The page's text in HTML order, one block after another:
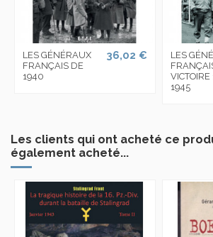
LES GÉNÉRAUX
FRANÇAIS DE
1940
36,02 €
LES
1945
Les clients qui ont acheté ce
également acheté...